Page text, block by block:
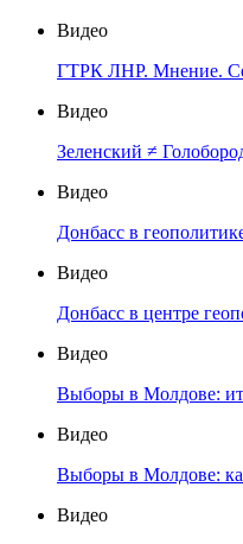
Видео
ГТРК ЛНР. Мнение.
Видео
Зеленский ≠
Видео
Донбасс в
Видео
Донбасс в центре
Видео
Выборы в Молдове:
Видео
Выборы в Молдове:
Видео